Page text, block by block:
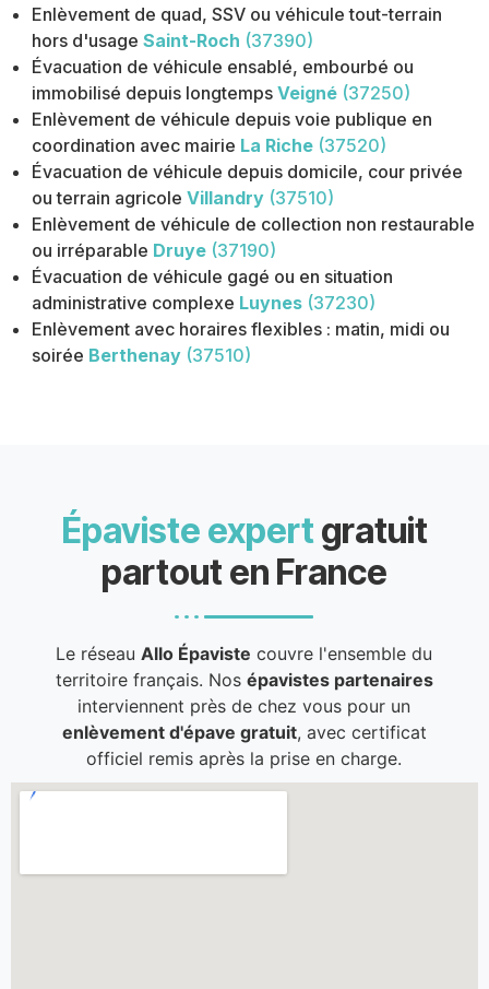
Enlèvement de quad, SSV ou véhicule tout-terrain
hors d'usage Saint-Roch (37390)
Évacuation de véhicule ensablé, embourbé ou
immobilisé depuis longtemps Veigné (37250)
Enlèvement de véhicule depuis voie publique en
coordination avec mairie La Riche (37520)
Évacuation de véhicule depuis domicile, cour privée
ou terrain agricole Villandry (37510)
Enlèvement de véhicule de collection non restaurable
ou irréparable Druye (37190)
Évacuation de véhicule gagé ou en situation
administrative complexe Luynes (37230)
Enlèvement avec horaires flexibles : matin, midi ou
soirée Berthenay (37510)
Épaviste expert gratuit
partout en France
Le réseauAllo Épaviste couvre l'ensemble du
territoire français. Nos épavistes partenaires
interviennent près de chez vous pour un
enlèvement d'épave gratuit, avec certificat
officiel remis après la prise en charge.